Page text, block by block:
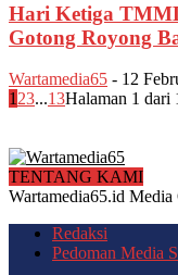
Hari Ketiga
Gotong Royong
Wartamedia65 - 12
123...13Halaman 1 dari
TENTANG KAMI
Wartamedia65.id
Redaksi
Pedoman Media